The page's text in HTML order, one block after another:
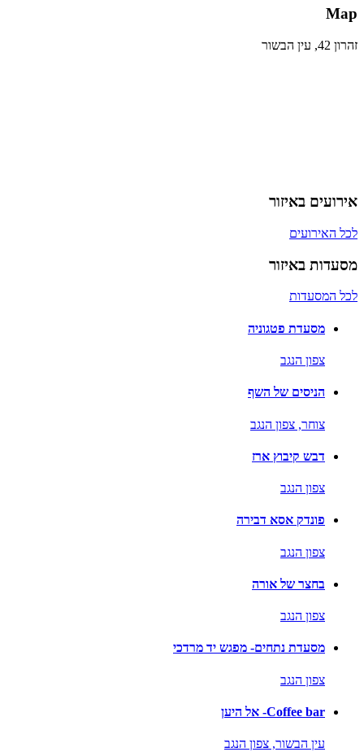
Map
זהרון 42, עין הבשור
אירועים באיזור
לכל האירועים
מסעדות באיזור
לכל המסעדות
מסעדת פטגוניה
צפון הנגב
הניסים של השף
צוחר, צפון הנגב
דבש קיבוץ ארז
צפון הנגב
פונדק אסא דבירה
צפון הנגב
בחצר של אורה
צפון הנגב
מסעדת נתחים- מפגש יד מרדכי
צפון הנגב
Coffee bar- אל היען
עין הבשור, צפון הנגב